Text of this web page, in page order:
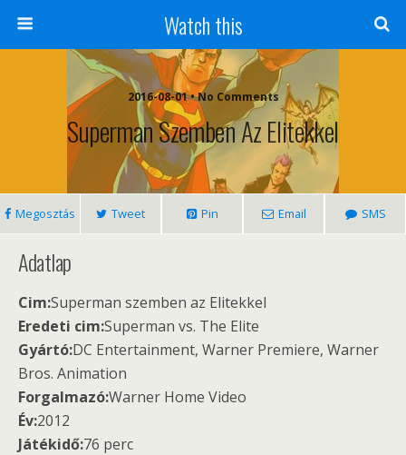
Watch this
2016-08-01 • No Comments
Superman Szemben Az Elitekkel
Megosztás Tweet Pin Email SMS
Adatlap
Cim:Superman szemben az Elitekkel
Eredeti cim:Superman vs. The Elite
Gyártó:DC Entertainment, Warner Premiere, Warner
Bros. Animation
Forgalmazó:Warner Home Video
Év:2012
Játékidő:76 perc